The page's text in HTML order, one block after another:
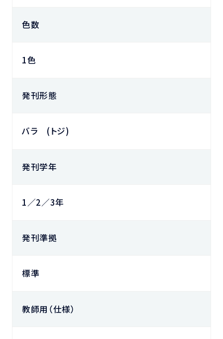
色数
1色
発刊形態
バラ (トジ)
発刊学年
1／2／3年
発刊準拠
標準
教師用（仕様）